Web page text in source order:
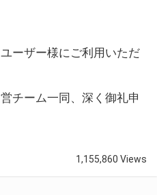
ーザー様にご利用いただ
チーム一同、深く御礼申
1,155,860 Views